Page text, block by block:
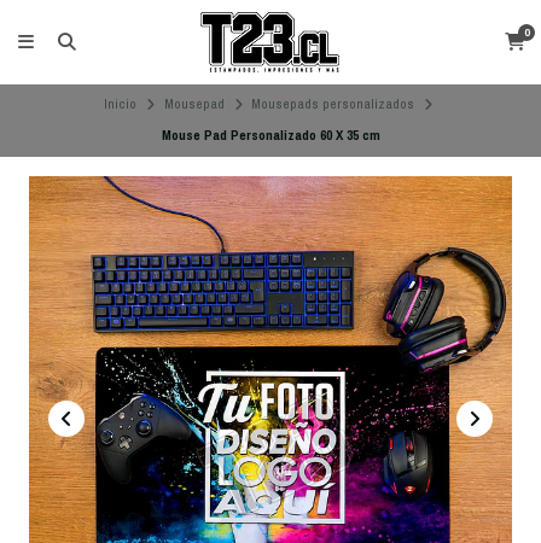
0
Inicio Mousepad
Mousepads personalizados
Mouse Pad Personalizado 60 X 35 cm